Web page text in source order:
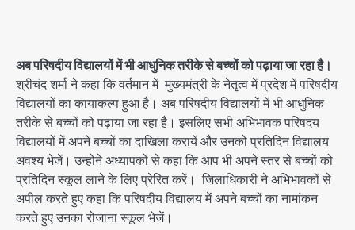
अब परिषदीय विद्यालयों में भी आधुनिक तरीके से बच्चों को पढ़ाया जा रहा है।
श्रीचंद शर्मा ने कहा कि वर्तमान में मुख्यमंत्री के नेतृत्व में प्रदेश में परिषदीय
विद्यालयों का कायाकल्प हुआ है। अब परिषदीय विद्यालयों में भी आधुनिक
तरीके से बच्चों को पढ़ाया जा रहा है। इसलिए सभी अभिभावक परिषदय
विद्यालयों में अपने बच्चों का दाखिला करायें और उनको प्रतिदिन विद्यालय
अवश्य भेजें। उन्होंने अध्यापकों से कहा कि आप भी अपने स्तर से बच्चों को
प्रतिदिन स्कूल लाने के लिए प्रेरित करें। जिलाधिकारी ने अभिभावकों से
अपील करते हुए कहा कि परिषदीय विद्यालय में अपने बच्चों का नामांकन
करते हुए उनका रोजाना स्कूल भेजें।